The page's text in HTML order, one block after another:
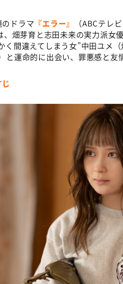
のドラマ 『エラー』
（ABCテレ
畑芽育と志田未来の実力派女
く間違えてしまう女”中田ユメ
と運命的に出会い、罪悪感と